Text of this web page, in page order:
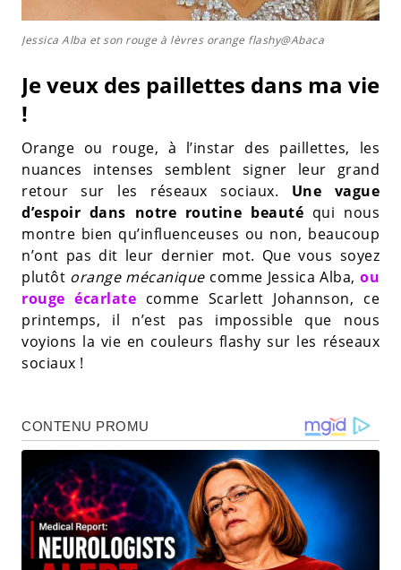
Jessica Alba et son rouge à lèvres orange flashy@Abaca
Je veux des paillettes dans ma vie
!
Orange ou rouge, à l’instar des paillettes, les
nuances intenses semblent signer leur grand
retour sur les réseaux sociaux. Une vague
d’espoir dans notre routine beauté qui nous
montre bien qu’influenceuses ou non, beaucoup
n’ont pas dit leur dernier mot. Que vous soyez
plutôt orange mécaniquecomme Jessica Alba,ou
rouge écarlate comme Scarlett Johannson, ce
printemps, il n’est pas impossible que nous
voyions la vie en couleurs flashy sur les réseaux
sociaux !